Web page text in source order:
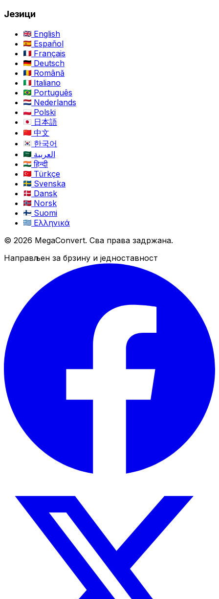
Језици
English
Español
Français
Deutsch
Română
Italiano
Português
Nederlands
Polski
日本語
中文
한국어
العربية
हिन्दी
Türkçe
Svenska
Dansk
Norsk
Suomi
Ελληνικά
© 2026 MegaConvert. Сва права задржана.
Направљен за брзину и једноставност